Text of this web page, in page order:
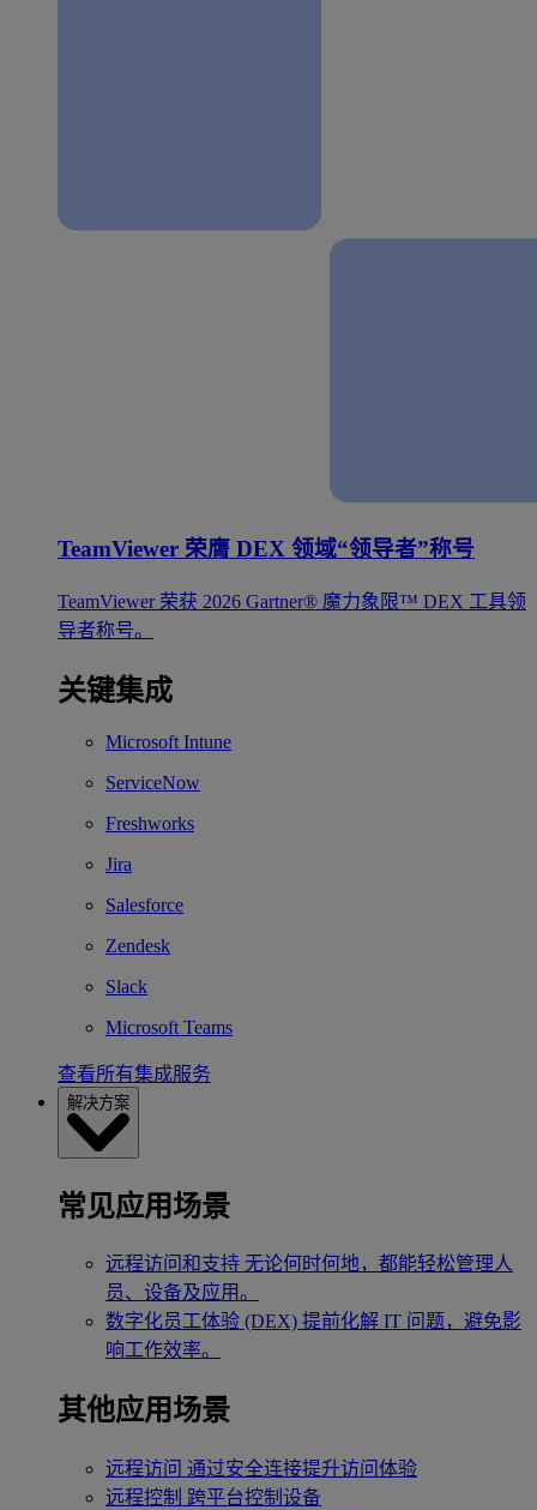
TeamViewer 荣膺 DEX 领域“领导者”称号
TeamViewer 荣获 2026 Gartner® 魔力象限™ DEX 工具领
导者称号。
关键集成
Microsoft Intune
ServiceNow
Freshworks
Jira
Salesforce
Zendesk
Slack
Microsoft Teams
查看所有集成服务
解决方案
常见应用场景
远程访问和支持 无论何时何地，都能轻松管理人
员、设备及应用。
数字化员工体验 (DEX) 提前化解 IT 问题，避免影
响工作效率。
其他应用场景
远程访问 通过安全连接提升访问体验
远程控制 跨平台控制设备